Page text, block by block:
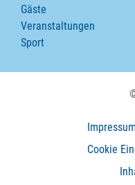
Gäste
Veranstaltungen
Sport
Impressum
Cookie